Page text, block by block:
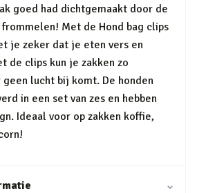
goed had dichtgemaakt door de
Met de Hond bag clips
je zeker dat je eten vers en
de clips kun je zakken zo
lucht bij komt. De honden
in een set van zes en hebben
Ideaal voor op zakken koffie,
⌄